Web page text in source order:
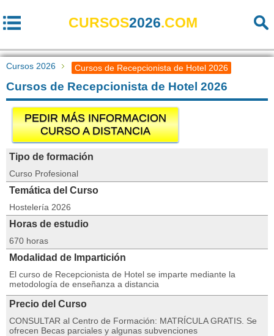
CURSOS2026.COM
Cursos 2026 Cursos de Recepcionista de Hotel 2026
Cursos de Recepcionista de Hotel 2026
PEDIR MÁS INFORMACION
CURSO A DISTANCIA
Tipo de formación
Curso Profesional
Temática del Curso
Hostelería 2026
Horas de estudio
670 horas
Modalidad de Impartición
El curso de Recepcionista de Hotel se imparte mediante la
metodología de enseñanza a distancia
Precio del Curso
CONSULTAR al Centro de Formación: MATRÍCULA GRATIS. Se
ofrecen Becas parciales y algunas subvenciones